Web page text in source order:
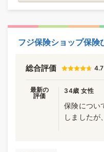
フジ保険ショップ保険
総合評価 4.7
最新の
評価
34歳 女性
保険につい
しましたが